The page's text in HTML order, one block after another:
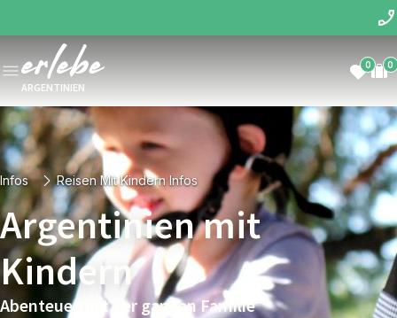
ARGENTINIEN
0 0
Infos Reisen Mit Kindern Infos
Argentinien mit
Kindern
Abenteuer mit der ganzen Familie